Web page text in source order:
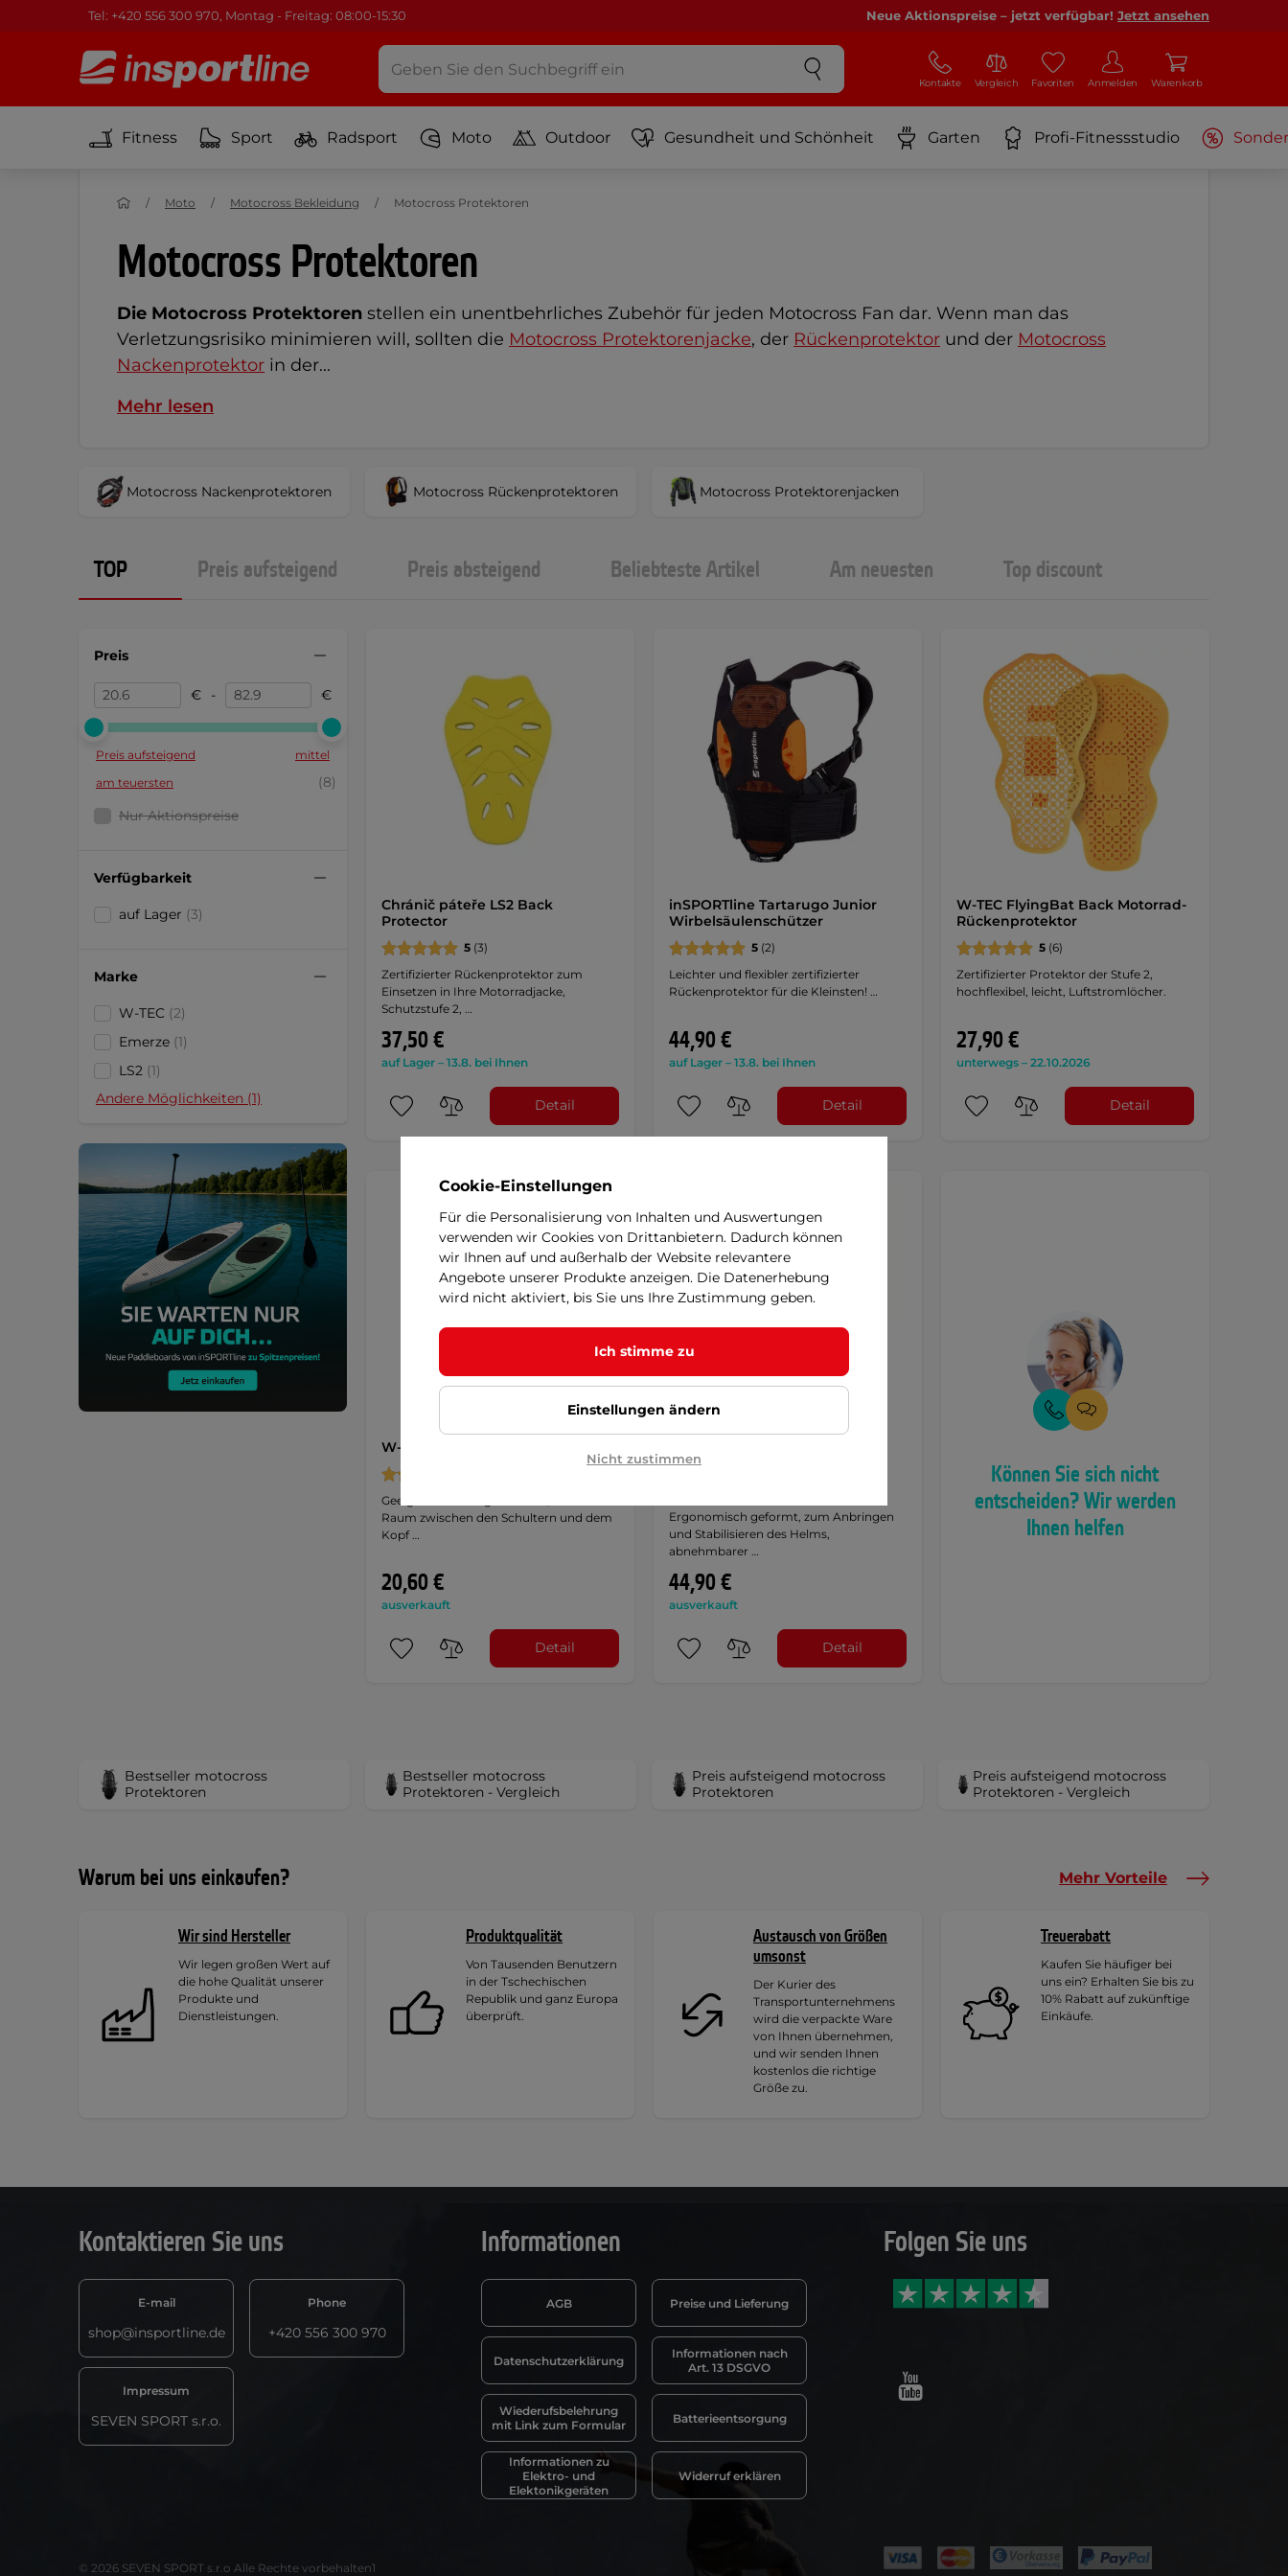
Tel: +420 556 300 970, Montag - Freitag: 08:00-15:30 Neue Aktionspreise – jetzt verfügbar! Jetzt ansehen
Kontakte Vergleich Favoriten Anmelden Warenkorb
Fitness Sport Radsport Moto Outdoor Gesundheit und Schönheit Garten Profi-Fitnessstudio
Motocross Protektoren
Die Motocross Protektoren stellen ein unentbehrliches Zubehör für jeden Motocross Fan dar. Wenn man das
Verletzungsrisiko minimieren will, sollten die Motocross Protektorenjacke, der Rückenprotektor und der Motocross
Nackenprotektor in der...
Mehr lesen
Moto Motocross Bekleidung Motocross Protektoren
Motocross Nackenprotektoren Motocross Rückenprotektoren Motocross Protektorenjacken
TOP Preis aufsteigend Preis absteigend Beliebteste Artikel Am neuesten Top discount
Preis
€ - €
Preis aufsteigend
mittel
am teuersten
(8)
Nur Aktionspreise
Verfügbarkeit
auf Lager (3)
Marke
W-TEC (2)
Emerze (1)
LS2 (1)
Andere Möglichkeiten (1)
Chránič páteře LS2 Back
Protector
5 (3)
Zertifizierter Rückenprotektor zum
Einsetzen in Ihre Motorradjacke,
Schutzstufe 2, …
37,50 €
auf Lager – 13.8. bei Ihnen
Detail
inSPORTline Tartarugo Junior
Wirbelsäulenschützer
5(2)
Leichter und flexibler zertifizierter
Rückenprotektor für die Kleinsten! …
44,90 €
auf Lager – 13.8. bei Ihnen
Detail
W-TEC FlyingBat Back Motorrad-
Rückenprotektor
5(6)
Zertifizierter Protektor der Stufe 2,
hochflexibel, leicht, Luftstromlöcher.
27,90 €
unterwegs – 22.10.2026
Detail
W-TEC junior Nackenprotektor
Geeignet für häufige Fahrten, füllt den
Raum zwischen den Schultern und dem
Kopf …
20,60 €
ausverkauft
Detail
Nackenprotektor für Kinder
Ergonomisch geformt, zum Anbringen
und Stabilisieren des Helms,
abnehmbarer …
44,90 €
ausverkauft
Detail
Können Sie sich nicht
entscheiden? Wir werden
Ihnen helfen
Bestseller motocross
Protektoren
Bestseller motocross
Protektoren - Vergleich
Preis aufsteigend motocross
Protektoren
Preis aufsteigend motocross
Protektoren - Vergleich
Warum bei uns einkaufen? Mehr Vorteile
Wir sind Hersteller
Wir legen großen Wert auf
die hohe Qualität unserer
Produkte und
Dienstleistungen.
Produktqualität
Von Tausenden Benutzern
in der Tschechischen
Republik und ganz Europa
überprüft.
Austausch von Größen
umsonst
Der Kurier des
Transportunternehmens
wird die verpackte Ware
von Ihnen übernehmen,
und wir senden Ihnen
kostenlos die richtige
Größe zu.
Treuerabatt
Kaufen Sie häufiger bei
uns ein? Erhalten Sie bis zu
10% Rabatt auf zukünftige
Einkäufe.
Kontaktieren Sie uns
E-mail
shop@insportline.de
Phone
+420 556 300 970
Impressum
SEVEN SPORT s.r.o.
Informationen
AGB Preise und Lieferung
Datenschutzerklärung
Informationen nach
Art. 13 DSGVO
Wiederufsbelehrung
mit Link zum Formular
Batterieentsorgung
Informationen zu
Elektro- und
Elektonikgeräten
Widerruf erklären
Folgen Sie uns
Youtube
© 2026 SEVEN SPORT s.r.o Alle Rechte vorbehalten1
Cookie-Einstellungen
Für die Personalisierung von Inhalten und Auswertungen
verwenden wir Cookies von Drittanbietern. Dadurch können
wir Ihnen auf und außerhalb der Website relevantere
Angebote unserer Produkte anzeigen. Die Datenerhebung
wird nicht aktiviert, bis Sie uns Ihre Zustimmung geben.
Ich stimme zu
Einstellungen ändern
Nicht zustimmen